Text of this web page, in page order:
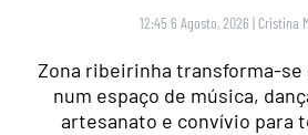
12:45 6 Agosto, 2026 | Cristina
Zona ribeirinha transforma-
num espaço de música,
artesanato e convívio para